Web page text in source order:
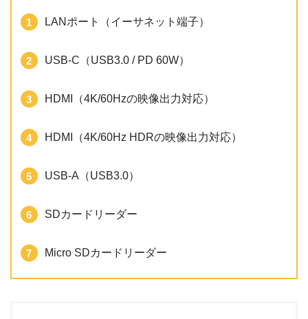
LANポート（イーサネット端子）
USB-C（USB3.0 / PD 60W）
HDMI（4K/60Hzの映像出力対応）
HDMI（4K/60Hz HDRの映像出力対応）
USB-A（USB3.0）
SDカードリーダー
Micro SDカードリーダー